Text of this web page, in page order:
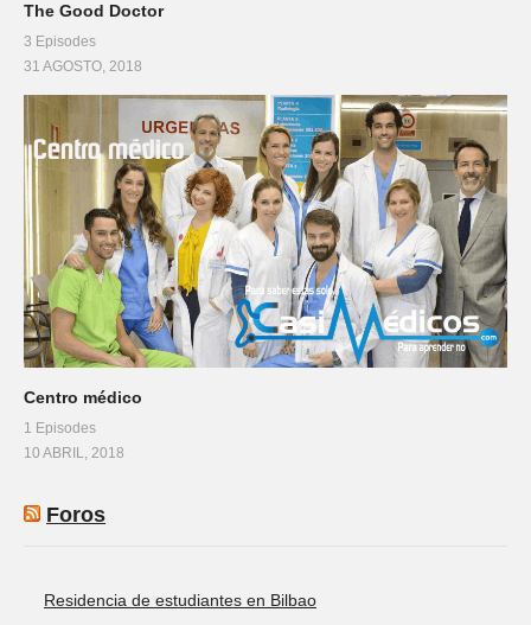
The Good Doctor
3 Episodes
31 AGOSTO, 2018
Centro médico
1 Episodes
10 ABRIL, 2018
Foros
Residencia de estudiantes en Bilbao